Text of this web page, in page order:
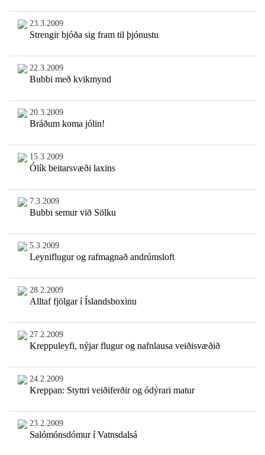
23.3.2009
Strengir bjóða sig fram til þjónustu
22.3.2009
Bubbi með kvikmynd
20.3.2009
Bráðum koma jólin!
15.3.2009
Ólík beitarsvæði laxins
7.3.2009
Bubbi semur við Sölku
5.3.2009
Leyniflugur og rafmagnað andrúmsloft
28.2.2009
Alltaf fjölgar í Íslandsboxinu
27.2.2009
Kreppuleyfi, nýjar flugur og nafnlausa veiðisvæðið
24.2.2009
Kreppan: Styttri veiðiferðir og ódýrari matur
23.2.2009
Salómónsdómur í Vatnsdalsá